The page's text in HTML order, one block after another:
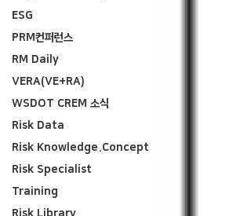
ESG
PRM컨퍼런스
RM Daily
VERA(VE+RA)
WSDOT CREM 소식
Risk Data
Risk Knowledge.Concept
Risk Specialist
Training